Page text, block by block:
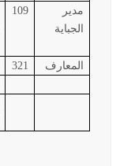
مدير
الجباية
109
المعارف 321